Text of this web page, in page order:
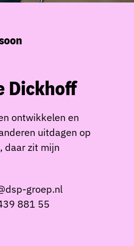
Dickhoff
ontwikkelen en
uitdagen op
daar zit mijn
groep.nl
881 55